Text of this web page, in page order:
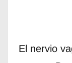
El nervio